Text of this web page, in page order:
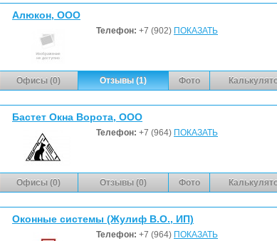
Алюкон, ООО
Телефон: +7 (902) ПОКАЗАТЬ
Офисы (0) Отзывы (1) Фото
Бастет Окна Ворота, ООО
Телефон: +7 (964) ПОКАЗАТЬ
Офисы (0) Отзывы (0) Фото
Оконные системы (Жулиф В.О., ИП)
Телефон: +7 (964) ПОКАЗАТЬ